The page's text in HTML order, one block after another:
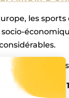
les
évolutions et
à